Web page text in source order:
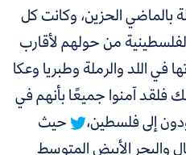
بالماضي الحزين، وكانت كل
من حولهم لأقارب
في اللد والرملة وطبريا وعكا
فلقد آمنوا جميعًا بأنهم في
إلى فلسطين،
حيث
والبحر الأبيض المتوسط